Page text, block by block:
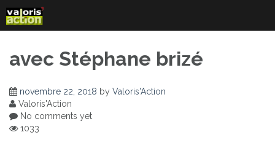
to
content
avec Stéphane brizé
novembre 22, 2018 by Valoris'Action
Valoris'Action
No comments yet
1033